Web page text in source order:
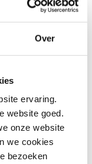
Over
ervaring.
website goed.
onze website
we cookies
bezoeken
comfort
of wil je meer
bieden meer
voor